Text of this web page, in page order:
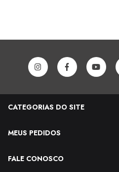
CATEGORIAS DO SITE
MEUS PEDIDOS
FALE CONOSCO